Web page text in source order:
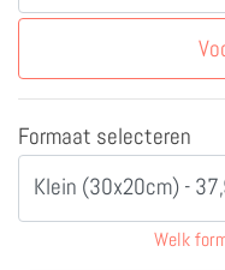
Formaat selecteren
Klein (30x20cm) -
Welk